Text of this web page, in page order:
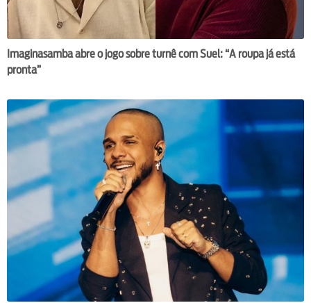
Imaginasamba abre o jogo sobre turnê com Suel: “A roupa já está
pronta”